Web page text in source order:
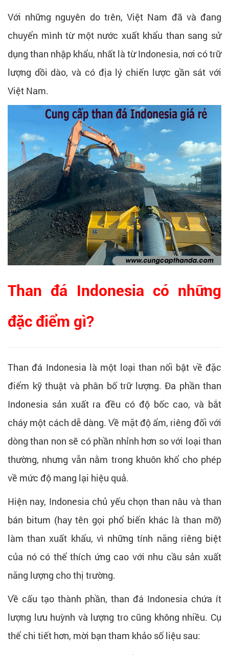
Với những nguyên do trên, Việt Nam đã và đang
chuyển mình từ một nước xuất khẩu than sang sử
dụng than nhập khẩu, nhất là từ Indonesia, nơi có trữ
lượng dồi dào, và có địa lý chiến lược gần sát với
Việt Nam.
Than đá Indonesia có những
đặc điểm gì?
Than đá Indonesia là một loại than nổi bật về đặc
điểm kỹ thuật và phân bố trữ lượng. Đa phần than
Indonesia sản xuất ra đều có độ bốc cao, và bắt
cháy một cách dễ dàng. Về mặt độ ẩm, riêng đối với
dòng than non sẽ có phần nhỉnh hơn so với loại than
thường, nhưng vẫn nằm trong khuôn khổ cho phép
về mức độ mang lại hiệu quả.
Hiện nay, Indonesia chủ yếu chọn than nâu và than
bán bitum (hay tên gọi phổ biến khác là than mỡ)
làm than xuất khẩu, vì những tính năng riêng biệt
của nó có thể thích ứng cao với nhu cầu sản xuất
năng lượng cho thị trường.
Về cấu tạo thành phần, than đá Indonesia chứa ít
lượng lưu huỳnh và lượng tro cũng không nhiều. Cụ
thể chi tiết hơn, mời bạn tham khảo số liệu sau: